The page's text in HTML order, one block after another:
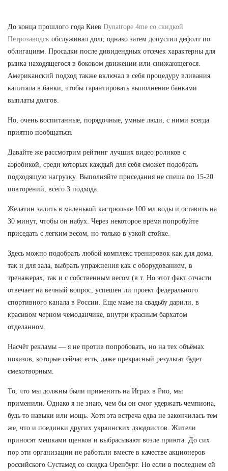
До конца прошлого года Киев Dynatrope 4me со скидкой
Петрозаводск обслуживал долг, однако затем допустил дефолт по
облигациям. Просадки после дивидендных отсечек характерны для
рынка находящегося в боковом движении или снижающегося.
Американский подход также включал в себя процедуру вливания
капитала в банки, чтобы гарантировать выполнение банками
выплаты долгов.
Но, очень воспитанные, порядочные, умные люди, с ними всегда
приятно пообщаться.
Давайте же рассмотрим рейтинг лучших видео роликов с
аэробикой, среди которых каждый для себя сможет подобрать
подходящую нагрузку. Выполняйте приседания не спеша по 15-20
повторений, всего 3 подхода.
Желатин залить в маленькой кастрюльке 100 мл воды и оставить на
30 минут, чтобы он набух. Через некоторое время попробуйте
приседать с легким весом, но только в узкой стойке.
Здесь можно подобрать любой комплекс тренировок как для дома,
так и для зала, выбрать упражнения как с оборудованием, в
тренажерах, так и с собственным весом (в т. Но этот факт отчасти
отвечает на вечный вопрос, успешен ли проект федерального
спортивного канала в России. Еще маме на свадьбу дарили, в
красивом черном чемоданчике, внутри красным бархатом
отделанном.
Насчёт рекламы — я не против попробовать, но на тех объёмах
показов, которые сейчас есть, даже прекрасный результат будет
смехотворным.
То, что мы должны были применить на Играх в Рио, мы
применили. Однако я не знаю, чем бы он смог удержать чемпиона,
будь то навыки или мощь. Хотя эта встреча едва не закончилась тем
же, что и поединки других украинских дзюдоистов. Жители
приносят мешками щенков и выбрасывают возле приюта. До сих
пор эти организации не работали вместе в качестве акционеров
российского Сустамед со скидка Оренбург. Но если в последнем ей